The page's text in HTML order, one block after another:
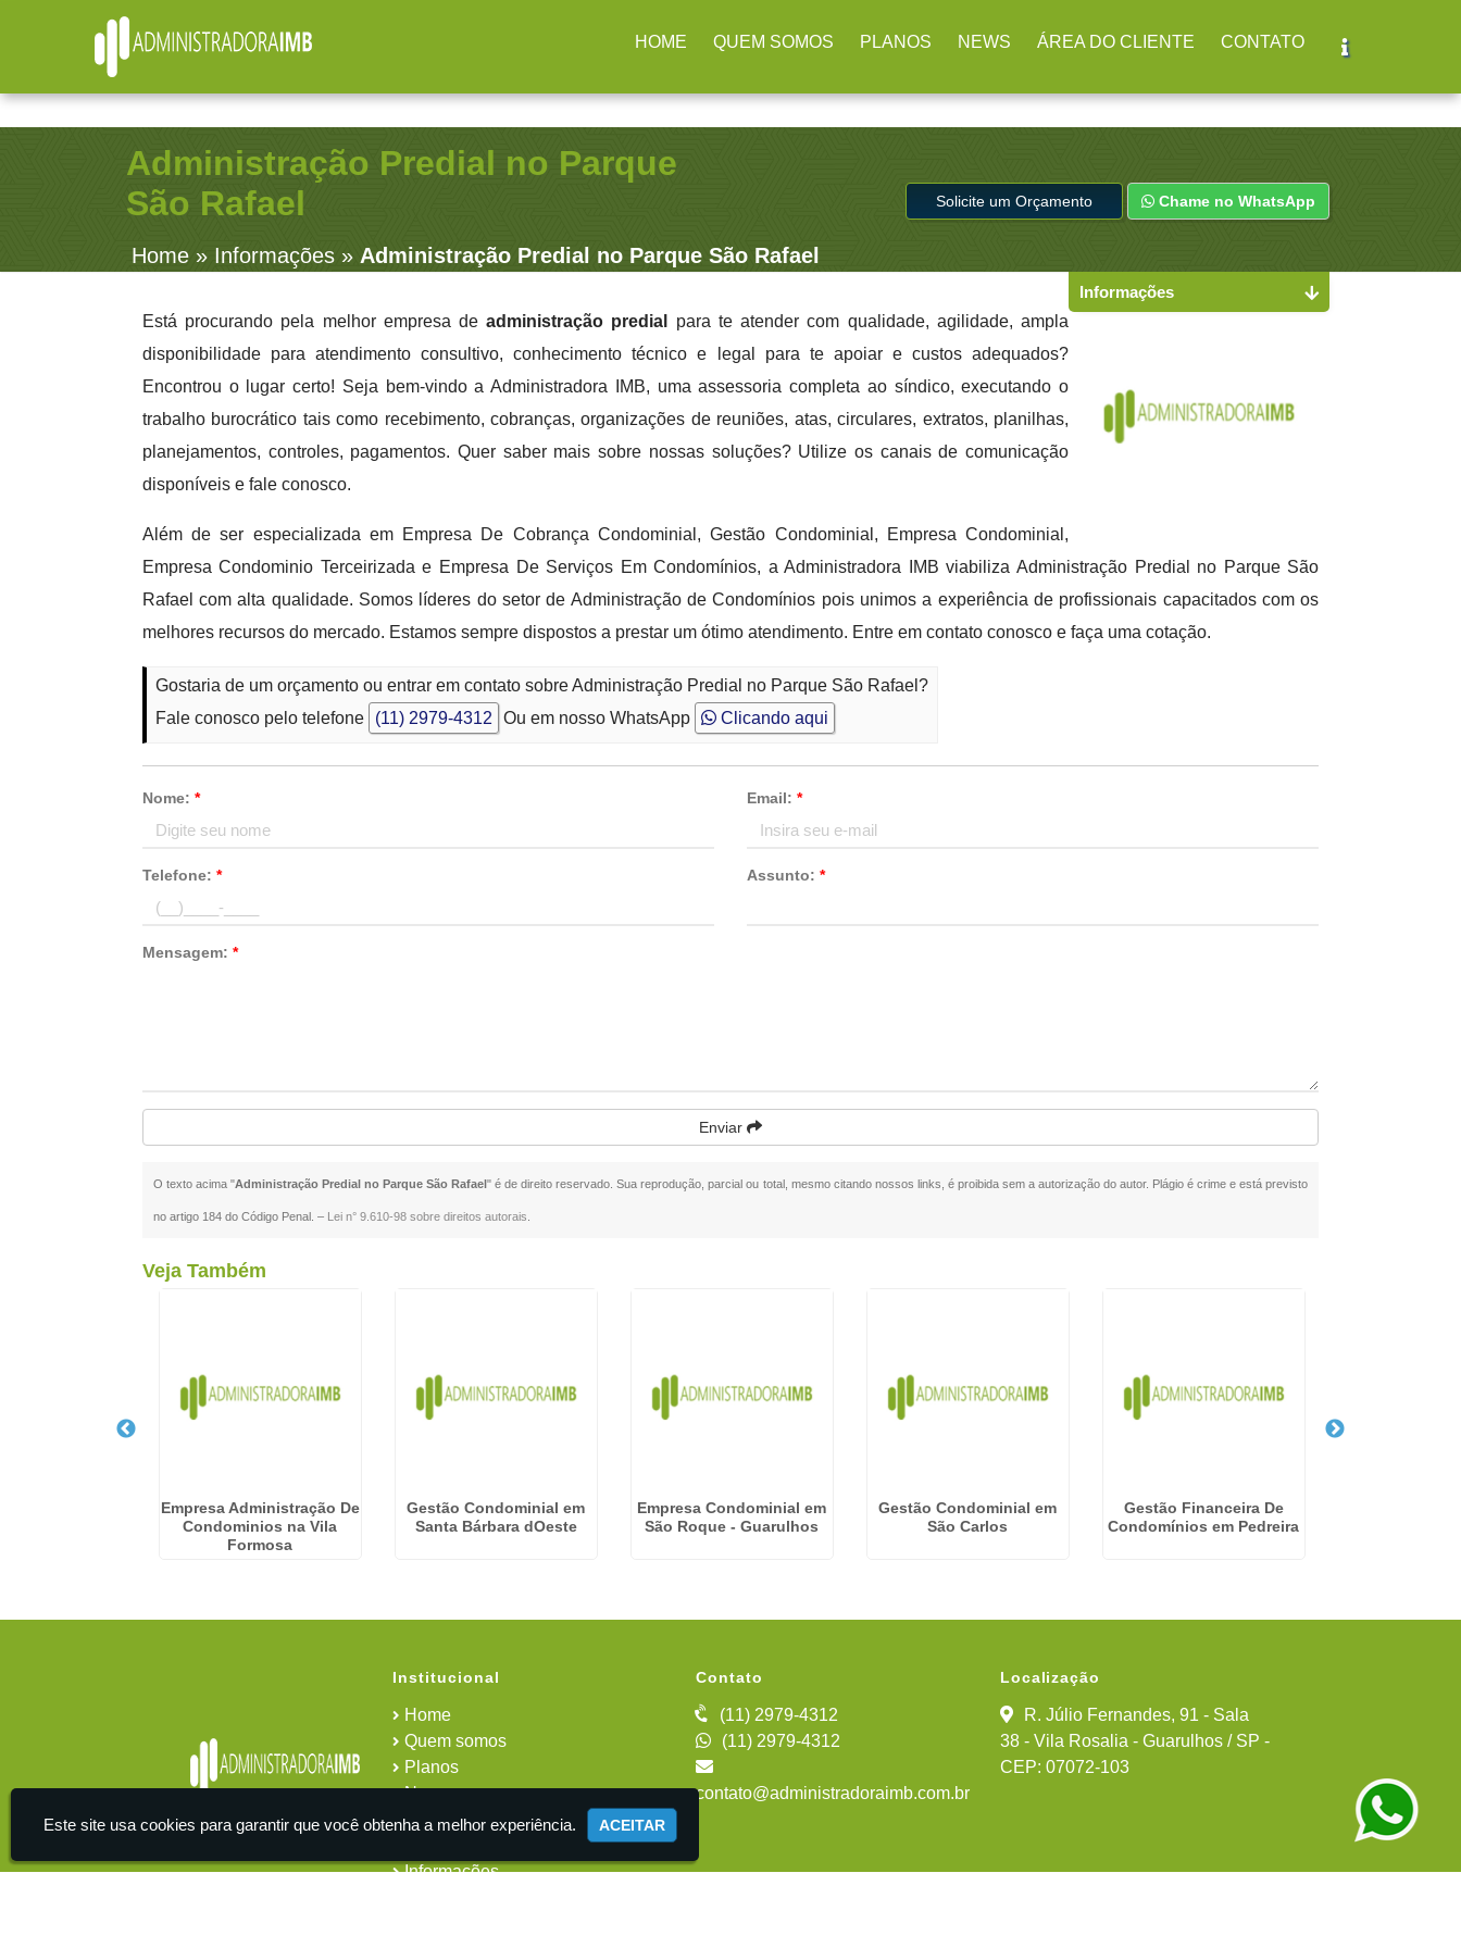
R. Júlio Fernandes, 91 - Sala 38 - Vila Rosalia - Guarulhos / SP
Administração Predial no Parque
São Rafael
Home» Informações » Administração Predial no Parque São Rafael
Solicite um Orçamento Chame no WhatsApp
Está procurando pela melhor empresa deadministração predial
para te atender com qualidade, agilidade, ampla
disponibilidade para atendimento consultivo, conhecimento técnico e legal para te apoiar e custos adequados?
Encontrou o lugar certo! Seja bem-vindo a Administradora IMB, uma assessoria completa ao síndico, executando o
trabalho burocrático tais como recebimento, cobranças, organizações de reuniões, atas, circulares, extratos, planilhas,
planejamentos, controles, pagamentos. Quer saber mais sobre nossas soluções? Utilize os canais de comunicação
disponíveis e fale conosco.
Além de ser especializada em Empresa De Cobrança Condominial, Gestão Condominial, Empresa Condominial,
Empresa Condominio Terceirizada e Empresa De Serviços Em Condomínios, a Administradora IMB viabiliza Administração Predial no Parque São
Rafael com alta qualidade. Somos líderes do setor de Administração de Condomínios pois unimos a experiência de profissionais capacitados com os
melhores recursos do mercado. Estamos sempre dispostos a prestar um ótimo atendimento. Entre em contato conosco e faça uma cotação.
Gostaria de um orçamento ou entrar em contato sobre Administração Predial no Parque São Rafael?
Fale conosco pelo telefone
(11) 2979-4312 Ou em nosso WhatsApp Clicando aqui
Nome: * Email: *
Telefone: * Assunto: *
Mensagem: *
Enviar
O texto acima "Administração Predial no Parque São Rafael" é de direito reservado. Sua reprodução, parcial ou total, mesmo citando nossos links, é proibida sem a autorização do autor. Plágio é crime e está previsto
no artigo 184 do Código Penal. – Lei n° 9.610-98 sobre direitos autorais
Informações
Veja Também
Empresa Administração De
Condominios na Vila
Formosa
Gestão Condominial em
Santa Bárbara dOeste
Empresa Condominial em
São Roque - Guarulhos
Gestão Condominial em
São Carlos
Gestão Financeira De
Condomínios em Pedreira
Institucional
Home
Quem somos
Planos
News
Área do cliente
Informações
Contato
(11) 2979-4312
(11) 2979-4312
contato@administradoraimb.com.br
Localização
R. Júlio Fernandes, 91 - Sala
38 - Vila Rosalia - Guarulhos / SP -
CEP: 07072-103
Este site usa cookies para garantir que você obtenha a melhor experiência. ACEITAR